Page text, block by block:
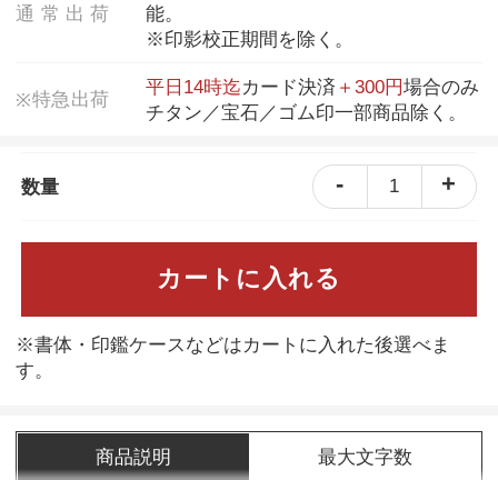
通 常 出 荷
能。
※印影校正期間を除く。
※特急出荷
平日14時迄カード決済 ＋300円場合のみ
チタン／宝石／ゴム印一部商品除く。
数量 - 1 +
カートに入れる
※書体・印鑑ケースなどはカートに入れた後選べま
す。
商品説明 最大文字数